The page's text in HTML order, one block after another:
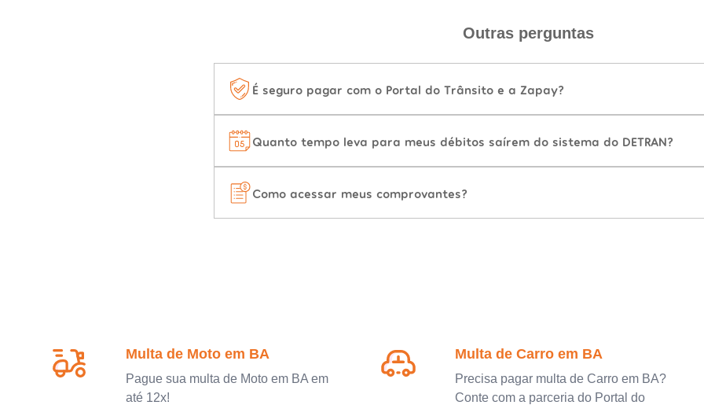
Outras perguntas
É seguro pagar com o Portal do Trânsito e a Zapay?
Quanto tempo leva para meus débitos saírem do sistema do DETRAN?
Como acessar meus comprovantes?
Multa de Moto em BA
Pague sua multa de Moto em BA em
até 12x!
Multa de Carro em BA
Precisa pagar multa de Carro em BA?
Conte com a parceria do Portal do